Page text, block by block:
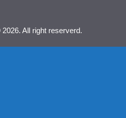
All right reserverd.